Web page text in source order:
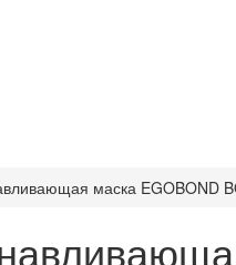
маска EGOBOND